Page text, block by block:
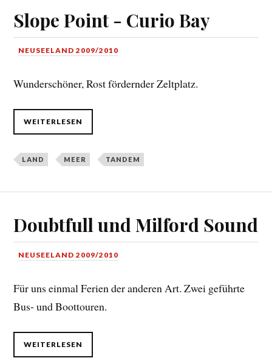
Slope Point - Curio Bay
NEUSEELAND 2009/2010
Wunderschöner, Rost fördernder Zeltplatz.
WEITERLESEN
LAND MEER TANDEM
Doubtfull und Milford Sound
NEUSEELAND 2009/2010
Für uns einmal Ferien der anderen Art. Zwei geführte
Bus- und Boottouren.
WEITERLESEN